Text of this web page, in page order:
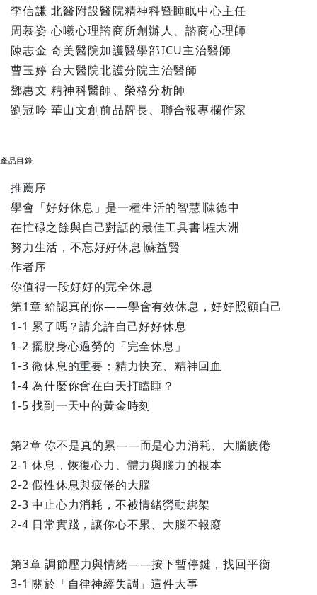
李信謙 北醫附設醫院精神科暨睡眠中心主任
周慕姿 心曦心理諮商所創辦人、諮商心理師
陳志金 奇美醫院加護醫學部ICU主治醫師
曹玉婷 台大醫院北護分院主治醫師
鄧惠文 精神科醫師、榮格分析師
劉冠吟 華山文創前品牌長、聯合報專欄作家
產品目錄
推薦序
學會「好好休息」是一種生活的智慧∣陳德中
在忙碌之餘與自己對話的最佳工具書∣程大洲
努力生活，不忘好好休息∣蘇益賢
作者序
你值得一段好好的完全休息
第1章 給認真的你——學會有效休息，好好照顧自己
1-1 累了嗎？請允許自己好好休息
1-2 擺脫身心過勞的「完全休息」
1-3 微休息的重要：精力快充、精神回血
1-4 為什麼你會在白天打瞌睡？
1-5 找到一天中的黃金時刻
第2章 你不是真的累——而是心力消耗、大腦疲倦
2-1 休息，恢復心力、體力與腦力的根本
2-2 假性休息與疲倦的大腦
2-3 中止心力消耗，不被情緒勞動綁架
2-4 日常實踐，讓你心不累、大腦不報廢
第3章 調節壓力與情緒——按下暫停鍵，找回平衡
3-1 關於「自律神經失調」這件大事